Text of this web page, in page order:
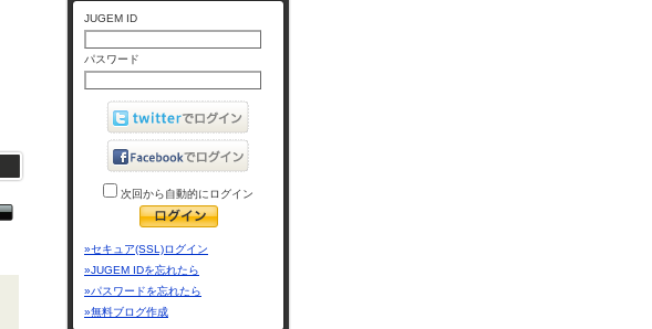
JUGEM ID
パスワード
次回から自動的にログイン
»セキュア(SSL)ログイン
»JUGEM IDを忘れたら
»パスワードを忘れたら
»無料ブログ作成